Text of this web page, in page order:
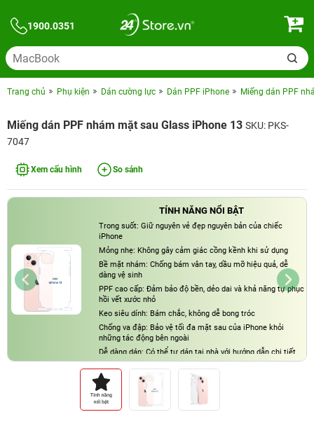
1900.0351
Trang chủ Phụ kiện Dán cường lực Dán PPF iPhone Miếng dán PPF
Miếng dán PPF nhám mặt sau Glass iPhone 13 SKU: PKS-
7047
Xem cấu hình So sánh
TÍNH NĂNG NỔI BẬT
Trong suốt: Giữ nguyên vẻ đẹp nguyên bản của chiếc
iPhone
Mỏng nhẹ: Không gây cảm giác cồng kềnh khi sử dụng
Bề mặt nhám: Chống bám vân tay, dầu mỡ hiệu quả, dễ
dàng vệ sinh
PPF cao cấp: Đảm bảo độ bền, dẻo dai và khả năng tự phục
hồi vết xước nhỏ
Keo siêu dính: Bám chắc, không dễ bong tróc
Chống va đập: Bảo vệ tối đa mặt sau của iPhone khỏi
những tác động bên ngoài
Dễ dàng dán: Có thể tự dán tại nhà với hướng dẫn chi tiết